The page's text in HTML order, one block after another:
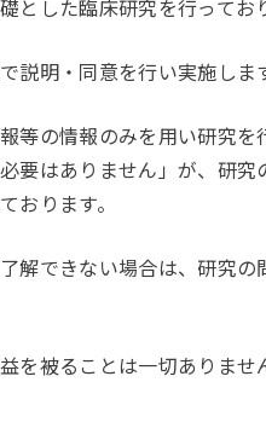
した臨床研究を行ってお
明・同意を行い実施しま
の情報のみを用い研究
要はありません」が、研
おります。
できない場合は、研究
被ることは一切ありませ